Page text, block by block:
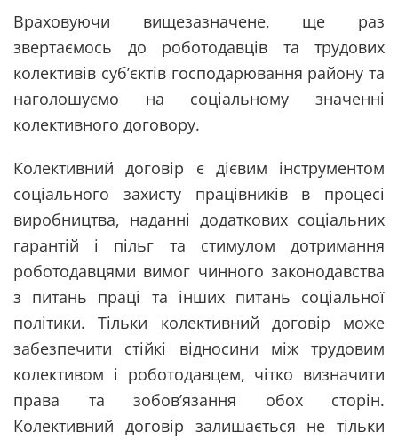
Враховуючи вищезазначене, ще раз
звертаємось до роботодавців та трудових
колективів суб’єктів господарювання району та
наголошуємо на соціальному значенні
колективного договору.
Колективний договір є дієвим інструментом
соціального захисту працівників в процесі
виробництва, наданні додаткових соціальних
гарантій і пільг та стимулом дотримання
роботодавцями вимог чинного законодавства
з питань праці та інших питань соціальної
політики. Тільки колективний договір може
забезпечити стійкі відносини між трудовим
колективом і роботодавцем, чітко визначити
права та зобов’язання обох сторін.
Колективний договір залишається не тільки